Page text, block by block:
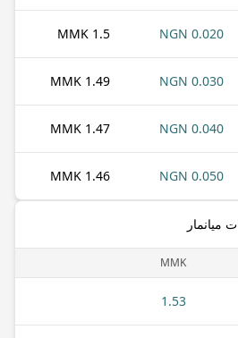
0.020 NGN
1.5 MMK
0.030 NGN
1.49 MMK
0.040 NGN
1.47 MMK
0.050 NGN
1.46 MMK
ميانمار
MMK
1.53